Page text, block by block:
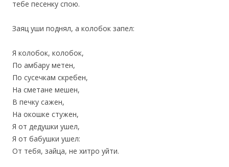
тебе песенку спою.
Заяц уши поднял, а колобок запел:
Я колобок, колобок,
По амбару метен,
По сусечкам скребен,
На сметане мешен,
В печку сажен,
На окошке стужен,
Я от дедушки ушел,
Я от бабушки ушел:
От тебя, зайца, не хитро уйти.